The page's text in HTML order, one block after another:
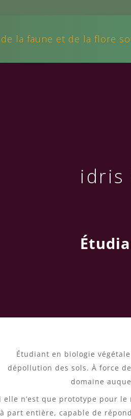
la faune et de la flore
idris
Étudiant en biologie
dépollution des sols. À force
domaine
elle n’est que prototype pour
à part entière, capable de